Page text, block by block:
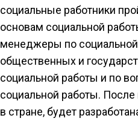
социальные работники
основам социальной
менеджеры по социальной
общественных и
социальной работы и по
социальной работы.
в стране, будет